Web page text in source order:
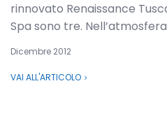
rinnovato Renaissance
Spa sono tre.
Dicembre 2012
VAI ALL'ARTICOLO